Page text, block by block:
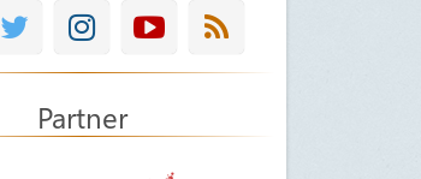
Partner